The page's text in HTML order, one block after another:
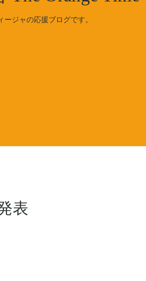
ージャの応援ブログです。
表